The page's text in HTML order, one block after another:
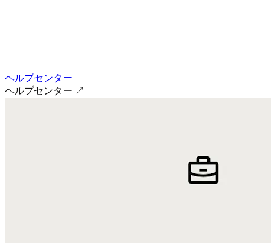
ヘルプセンター
ヘルプセンター ↗